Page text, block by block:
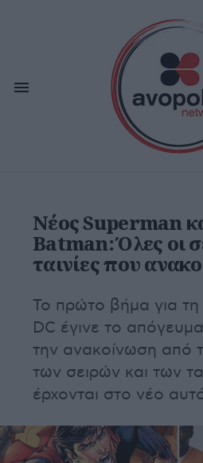
Νέος Superman
Batman: Όλες οι
ταινίες που
Το πρώτο βήμα για
DC έγινε το
την ανακοίνωση από
των σειρών και των
έρχονται στο νέο